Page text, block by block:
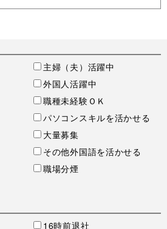
主婦（夫）活躍中
外国人活躍中
職種未経験ＯＫ
パソコンスキルを活かせる
大量募集
その他外国語を活かせる
職場分煙
16時前退社